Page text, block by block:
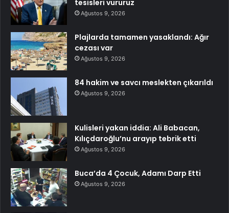
tesisleri vururuz
Ağustos 9, 2026
Plajlarda tamamen yasaklandı: Ağır
cezası var
Ağustos 9, 2026
84 hakim ve savcı meslekten çıkarıldı
Ağustos 9, 2026
Kulisleri yakan iddia: Ali Babacan,
Kılıçdaroğlu’nu arayıp tebrik etti
Ağustos 9, 2026
Buca’da 4 Çocuk, Adamı Darp Etti
Ağustos 9, 2026